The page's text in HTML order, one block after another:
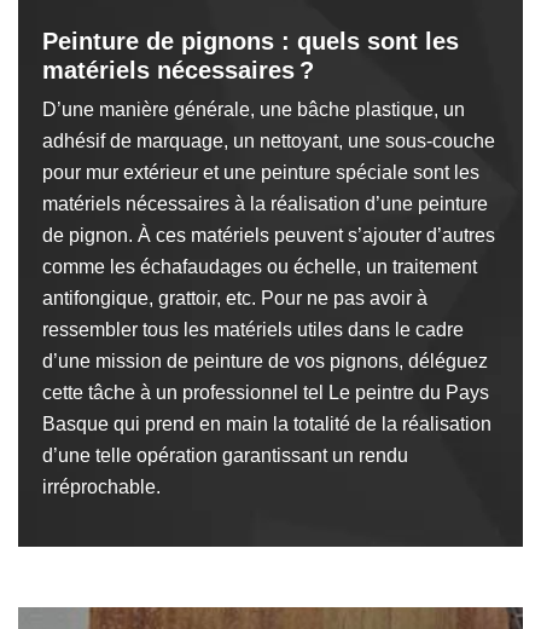
Peinture de pignons : quels sont les
matériels nécessaires ?
D’une manière générale, une bâche plastique, un
adhésif de marquage, un nettoyant, une sous-couche
pour mur extérieur et une peinture spéciale sont les
matériels nécessaires à la réalisation d’une peinture
de pignon. À ces matériels peuvent s’ajouter d’autres
comme les échafaudages ou échelle, un traitement
antifongique, grattoir, etc. Pour ne pas avoir à
ressembler tous les matériels utiles dans le cadre
d’une mission de peinture de vos pignons, déléguez
cette tâche à un professionnel tel Le peintre du Pays
Basque qui prend en main la totalité de la réalisation
d’une telle opération garantissant un rendu
irréprochable.